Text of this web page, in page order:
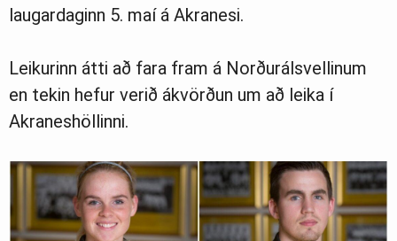
laugardaginn 5. maí á Akranesi.
Leikurinn átti að fara fram á Norðurálsvellinum
en tekin hefur verið ákvörðun um að leika í
Akraneshöllinni.